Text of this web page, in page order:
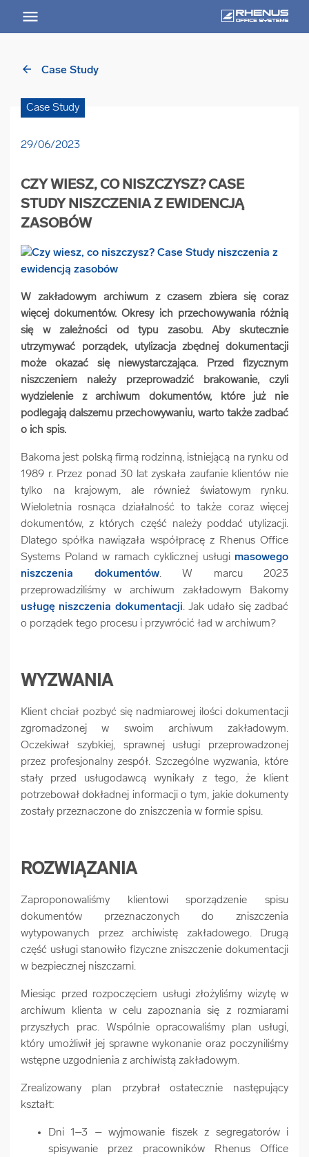
Niszczenie nośników informacji
Archiwizowanie dokumentów arrow_forward
Usługi digitalizacjyjne arrow_forward
Osuszanie dokumentów arrow_forward
Pozostałe usługi arrow_forward
arrow_back Case Study
Case Study
29/06/2023
CZY WIESZ, CO NISZCZYSZ? CASE
STUDY NISZCZENIA Z EWIDENCJĄ
ZASOBÓW
W zakładowym archiwum z czasem zbiera się coraz
więcej dokumentów. Okresy ich przechowywania różnią
się w zależności od typu zasobu. Aby skutecznie
utrzymywać porządek, utylizacja zbędnej dokumentacji
może okazać się niewystarczająca. Przed fizycznym
niszczeniem należy przeprowadzić brakowanie, czyli
wydzielenie z archiwum dokumentów, które już nie
podlegają dalszemu przechowywaniu, warto także zadbać
o ich spis.
Bakoma jest polską firmą rodzinną, istniejącą na rynku od
1989 r. Przez ponad 30 lat zyskała zaufanie klientów nie
tylko na krajowym, ale również światowym rynku.
Wieloletnia rosnąca działalność to także coraz więcej
dokumentów, z których część należy poddać utylizacji.
Dlatego spółka nawiązała współpracę z Rhenus Office
Systems Poland w ramach cyklicznej usługi masowego
niszczenia dokumentów. W marcu 2023
przeprowadziliśmy w archiwum zakładowym Bakomy
usługę niszczenia dokumentacji. Jak udało się zadbać
o porządek tego procesu i przywrócić ład w archiwum?
WYZWANIA
Klient chciał pozbyć się nadmiarowej ilości dokumentacji
zgromadzonej w swoim archiwum zakładowym.
Oczekiwał szybkiej, sprawnej usługi przeprowadzonej
przez profesjonalny zespół. Szczególne wyzwania, które
stały przed usługodawcą wynikały z tego, że klient
potrzebował dokładnej informacji o tym, jakie dokumenty
zostały przeznaczone do zniszczenia w formie spisu.
ROZWIĄZANIA
Zaproponowaliśmy klientowi sporządzenie spisu
dokumentów przeznaczonych do zniszczenia
wytypowanych przez archiwistę zakładowego. Drugą
część usługi stanowiło fizyczne zniszczenie dokumentacji
w bezpiecznej niszczarni.
Miesiąc przed rozpoczęciem usługi złożyliśmy wizytę w
archiwum klienta w celu zapoznania się z rozmiarami
przyszłych prac. Wspólnie opracowaliśmy plan usługi,
który umożliwił jej sprawne wykonanie oraz poczyniliśmy
wstępne uzgodnienia z archiwistą zakładowym.
Zrealizowany plan przybrał ostatecznie następujący
kształt:
Dni 1–3 – wyjmowanie fiszek z segregatorów i
spisywanie przez pracowników Rhenus Office